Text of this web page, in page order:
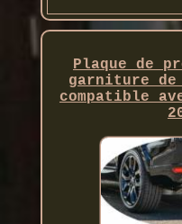
Plaque de
garniture
compatible